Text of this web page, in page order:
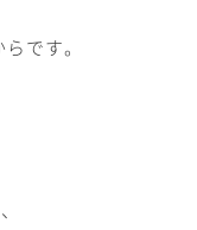
です。